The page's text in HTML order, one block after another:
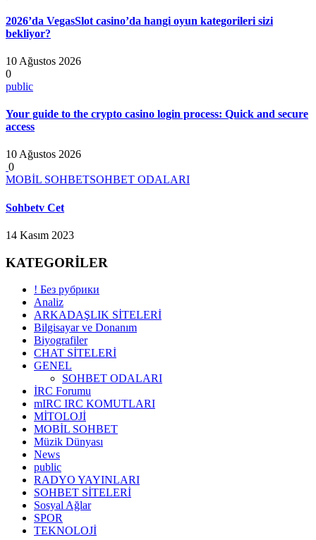
2026’da VegasSlot casino’da hangi oyun kategorileri sizi
bekliyor?
10 Ağustos 2026
0
public
Your guide to the crypto casino login process: Quick and secure
access
10 Ağustos 2026
0
MOBİL SOHBETSOHBET ODALARI
Sohbetv Cet
14 Kasım 2023
KATEGORİLER
! Без рубрики
Analiz
ARKADAŞLIK SİTELERİ
Bilgisayar ve Donanım
Biyografiler
CHAT SİTELERİ
GENEL
SOHBET ODALARI
İRC Forumu
mIRC IRC KOMUTLARI
MİTOLOJİ
MOBİL SOHBET
Müzik Dünyası
News
public
RADYO YAYINLARI
SOHBET SİTELERİ
Sosyal Ağlar
SPOR
TEKNOLOJİ